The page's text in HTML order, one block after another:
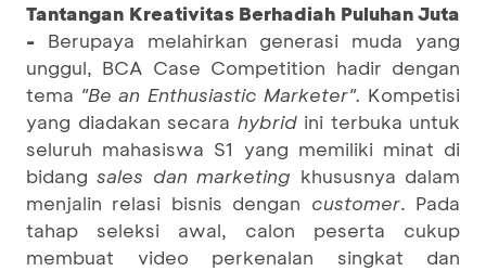
Tantangan Kreativitas Berhadiah Puluhan Juta
- Berupaya melahirkan generasi muda yang
unggul, BCA Case Competition hadir dengan
tema "Be an Enthusiastic Marketer". Kompetisi
yang diadakan secara hybridini terbuka untuk
seluruh mahasiswa S1 yang memiliki minat di
bidangsales dan marketing khususnya dalam
menjalin relasi bisnis dengan customer. Pada
tahap seleksi awal, calon peserta cukup
membuat video perkenalan singkat dan